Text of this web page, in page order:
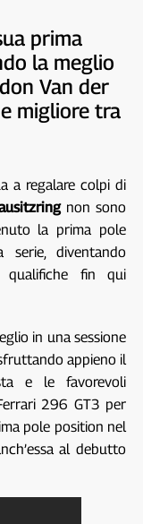
prima
la meglio
Van der
migliore tra
a regalare colpi di
non sono
la prima pole
serie, diventando
qualifiche fin qui
in una sessione
appieno il
e le favorevoli
296 GT3 per
pole position nel
al debutto